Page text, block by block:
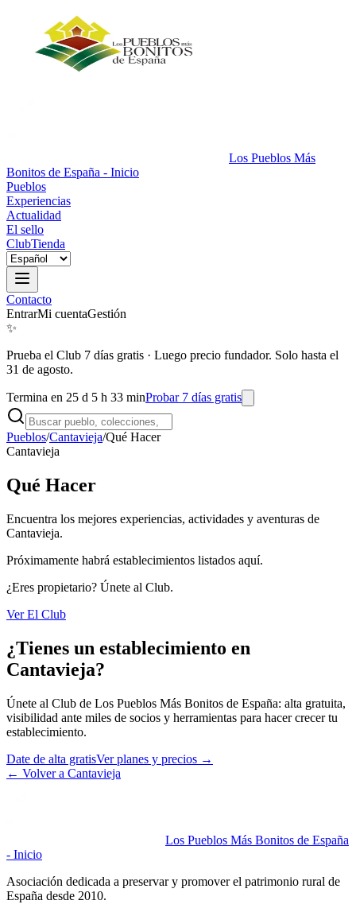
Los Pueblos Más
Bonitos de España - Inicio
Pueblos
Experiencias
Actualidad
El sello
ClubTienda
Contacto
EntrarMi cuentaGestión
✨
Prueba el Club 7 días gratis · Luego precio fundador. Solo hasta el
31 de agosto.
Termina en 25 d 5 h 33 minProbar 7 días gratis
Pueblos/Cantavieja/Qué Hacer
Cantavieja
Qué Hacer
Encuentra los mejores experiencias, actividades y aventuras de
Cantavieja.
Próximamente habrá establecimientos listados aquí.
¿Eres propietario? Únete al Club.
Ver El Club
¿Tienes un establecimiento en
Cantavieja?
Únete al Club de Los Pueblos Más Bonitos de España: alta gratuita,
visibilidad ante miles de socios y herramientas para hacer crecer tu
establecimiento.
Date de alta gratisVer planes y precios →
← Volver a Cantavieja
Los Pueblos Más Bonitos de España
- Inicio
Asociación dedicada a preservar y promover el patrimonio rural de
España desde 2010.